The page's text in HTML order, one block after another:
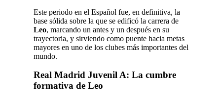
Este periodo en el Español fue, en definitiva, la
base sólida sobre la que se edificó la carrera de
Leo, marcando un antes y un después en su
trayectoria, y sirviendo como puente hacia metas
mayores en uno de los clubes más importantes del
mundo.
Real Madrid Juvenil A: La cumbre
formativa de Leo